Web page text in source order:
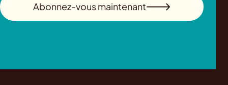
Abonnez-vous maintenant